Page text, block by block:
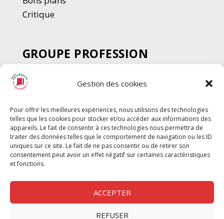
Gestion des cookies
Pour offrir les meilleures expériences, nous utilisons des technologies
telles que les cookies pour stocker et/ou accéder aux informations des
appareils. Le fait de consentir à ces technologies nous permettra de
traiter des données telles que le comportement de navigation ou les ID
uniques sur ce site. Le fait de ne pas consentir ou de retirer son
consentement peut avoir un effet négatif sur certaines caractéristiques
et fonctions.
ACCEPTER
REFUSER
Critique
GROUPE PROFESSION
SPECTACLE
Chèque Intermittents
Chèque Compta
Chèque Emploi Spectacle
G-Pods
Profession Audio-visuel